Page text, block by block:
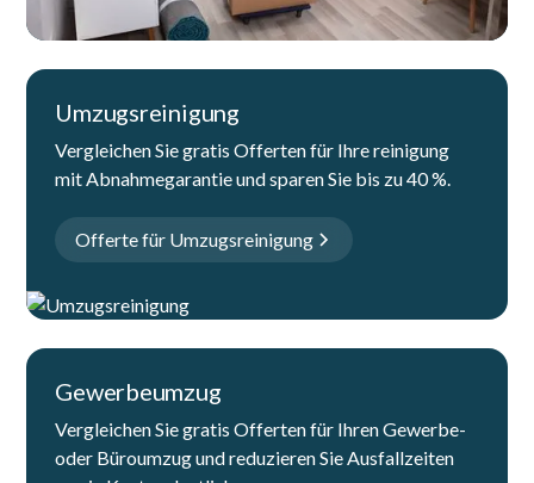
Umzugsreinigung
Vergleichen Sie gratis Offerten für Ihre reinigung
mit Abnahmegarantie und sparen Sie bis zu 40 %.
Offerte für Umzugsreinigung
Gewerbeumzug
Vergleichen Sie gratis Offerten für Ihren Gewerbe-
oder Büroumzug und reduzieren Sie Ausfallzeiten